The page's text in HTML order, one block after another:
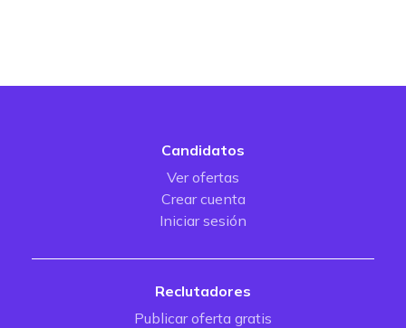
Candidatos
Ver ofertas
Crear cuenta
Iniciar sesión
Reclutadores
Publicar oferta gratis